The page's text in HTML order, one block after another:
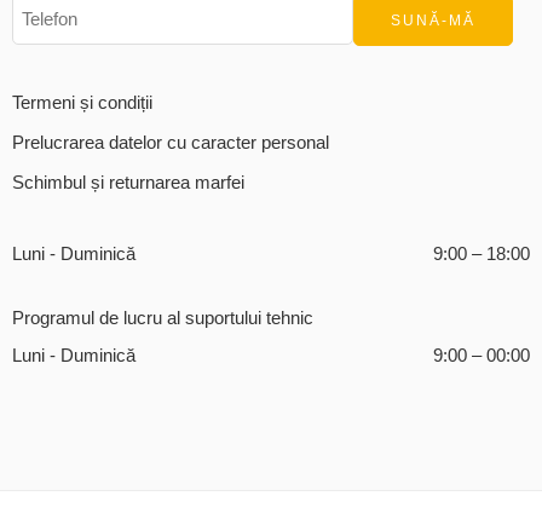
Termeni și condiții
Prelucrarea datelor cu caracter personal
Schimbul și returnarea marfei
Luni - Duminică 9:00 – 18:00
Programul de lucru al suportului tehnic
Luni - Duminică
9:00 – 00:00